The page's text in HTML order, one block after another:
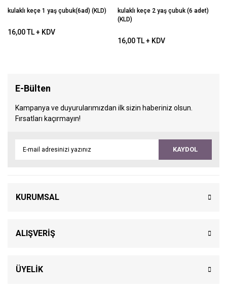
kulaklı keçe 1 yaş çubuk(6ad) (KLD)
16,00 TL + KDV
kulaklı keçe 2 yaş çubuk (6 adet)
(KLD)
16,00 TL + KDV
E-Bülten
Kampanya ve duyurularımızdan ilk sizin haberiniz olsun.
Fırsatları kaçırmayın!
KAYDOL
KURUMSAL
ALIŞVERİŞ
ÜYELİK